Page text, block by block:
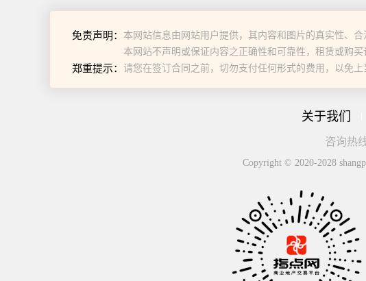
免责声明： 本网站信息由网站用户提供，其内容和图片的真实性、
本网站不声明或保证内容之正确性和可靠性，租赁或购买
郑重提示： 请您在签订合同之前，切勿支付任何形式的费用，以免上
关于我们
咨询热
Copyright © 2020-2028